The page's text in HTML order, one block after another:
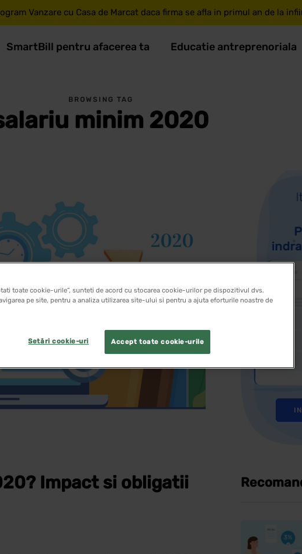
Vanzare cu Casa de Marcat daca firma se afla in primul an de la
SmartBill pentru afacerea ta Educatie antreprenoriala
BROWSING TAG
minim 2020
Impact si obligatii
toate cookie-urile”, sunteti de acord cu stocarea cookie-urilor pe dispozitivul dvs.
pe site, pentru a analiza utilizarea site-ului si pentru a ajuta eforturile noastre de
Accept toate cookie-urile
Setări cookie-uri